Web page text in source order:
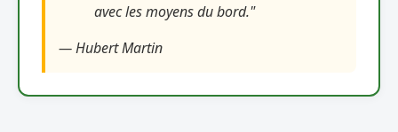
avec les moyens du bord."
— Hubert Martin